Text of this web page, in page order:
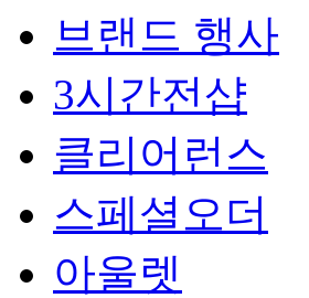
브랜드 행사
3시간전샵
클리어런스
스페셜오더
아울렛